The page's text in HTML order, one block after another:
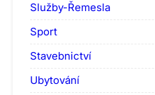
Služby-Řemesla
Sport
Stavebnictví
Ubytování